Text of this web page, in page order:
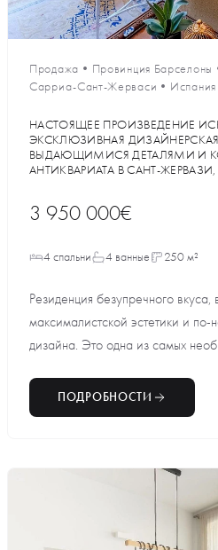
Продажа • Провинция Барселоны
Сарриа-Сант-Жерваси • Испания
НАСТОЯЩЕЕ ПРОИЗВЕДЕНИЕ
ЭКСКЛЮЗИВНАЯ ДИЗАЙНЕРСКАЯ
ВЫДАЮЩИМИСЯ ДЕТАЛЯМИ И
АНТИКВАРИАТА В САНТ-
3 950 000€
4 спальни 4 ванные 250 м²
Резиденция безупречного вкуса,
максималистской эстетики и по-
дизайна. Это одна из самых
ПОДРОБНОСТИ